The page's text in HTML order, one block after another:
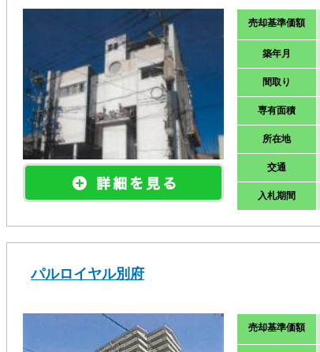
売却基準価額
築年月
間取り
専有面積
所在地
交通
入札期間
パルロイヤル別府
売却基準価額